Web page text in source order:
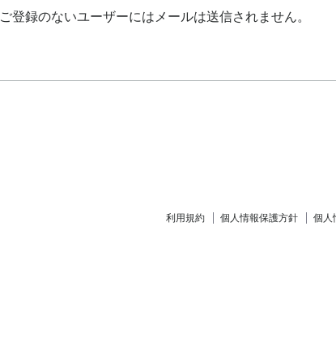
ご登録のないユーザーにはメールは送信されません。
利用規約 個人情報保護方針 個人